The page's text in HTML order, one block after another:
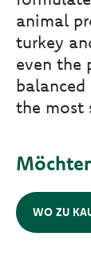
animal
turkey
even the
the most
WO ZU